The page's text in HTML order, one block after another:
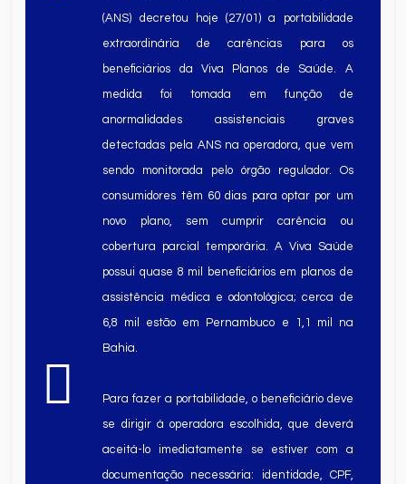
(ANS) decretou hoje (27/01) a portabilidade
extraordinária de carências para os
beneficiários da Viva Planos de Saúde. A
medida foi tomada em função de
anormalidades assistenciais graves
detectadas pela ANS na operadora, que vem
sendo monitorada pelo órgão regulador. Os
consumidores têm 60 dias para optar por um
novo plano, sem cumprir carência ou
cobertura parcial temporária. A Viva Saúde
possui quase 8 mil beneficiários em planos de
assistência médica e odontológica; cerca de
6,8 mil estão em Pernambuco e 1,1 mil na
Bahia.
Para fazer a portabilidade, o beneficiário deve
se dirigir à operadora escolhida, que deverá
aceitá-lo imediatamente se estiver com a
documentação necessária: identidade, CPF,